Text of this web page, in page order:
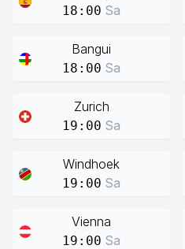
18:00 Sa
Bangui
18:00 Sa
Zurich
19:00 Sa
Windhoek
19:00 Sa
Vienna
19:00 Sa